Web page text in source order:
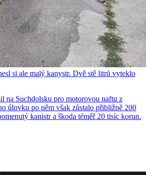
si ale malý kanystr. Dvě stě litrů vyteklo
na Suchdolsku pro motorovou naftu z
úlovku po něm však zůstalo přibližně 200
kanistr a škoda téměř 20 tisíc korun.